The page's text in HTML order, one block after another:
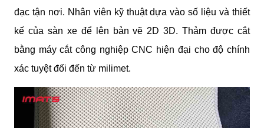
đạc tận nơi. Nhân viên kỹ thuật dựa vào số liệu và thiết
kế của sàn xe để lên bản vẽ 2D 3D. Thảm được cắt
bằng máy cắt công nghiệp CNC hiện đại cho độ chính
xác tuyệt đối đến từ milimet.